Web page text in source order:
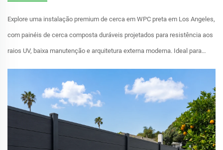
Explore uma instalação premium de cerca em WPC preta em Los Angeles,
com painéis de cerca composta duráveis projetados para resistência aos
raios UV, baixa manutenção e arquitetura externa moderna. Ideal para